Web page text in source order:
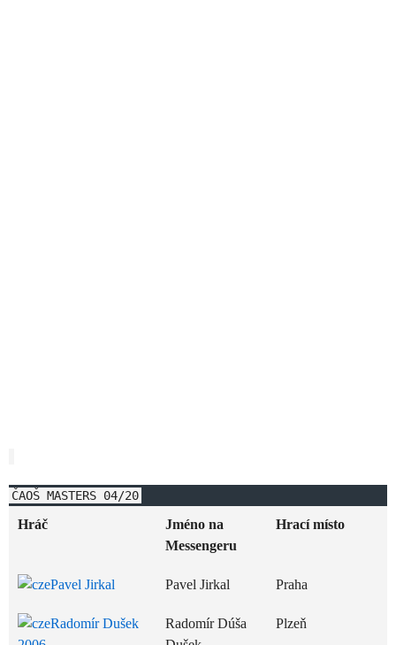
ČAOŠ MASTERS 04/20
Hráč
Jméno na
Messengeru
Hrací místo
Pavel Jirkal Pavel Jirkal Praha
Radomír Dušek
Radomír Dúša
Plzeň